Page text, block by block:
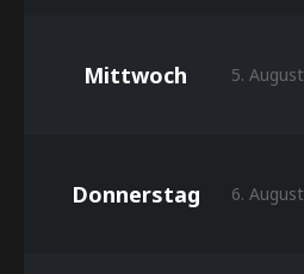
Mittwoch 5. August
Donnerstag 6. August